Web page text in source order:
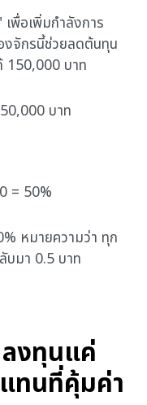
พื่อเพิ่มกำลังการ
งจักรนี้ช่วยลดต้นทุน
150,000 บาท
บาท
= 50%
หมายความว่า ทุก
บมา 0.5 บาท
ลงทุนแค่
ทนที่คุ้มค่า